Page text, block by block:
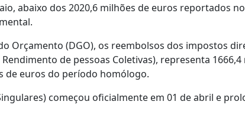
abaixo dos 2020,6 milhões de euros reportados
Orçamento (DGO), os reembolsos dos impostos
de pessoas Coletivas), representa 1666,4
de euros do período homólogo.
começou oficialmente em 01 de abril e